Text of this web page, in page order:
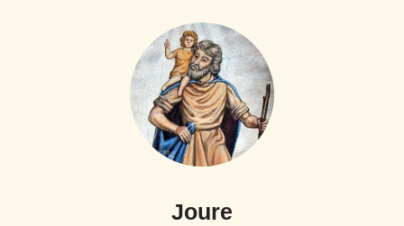
Joure